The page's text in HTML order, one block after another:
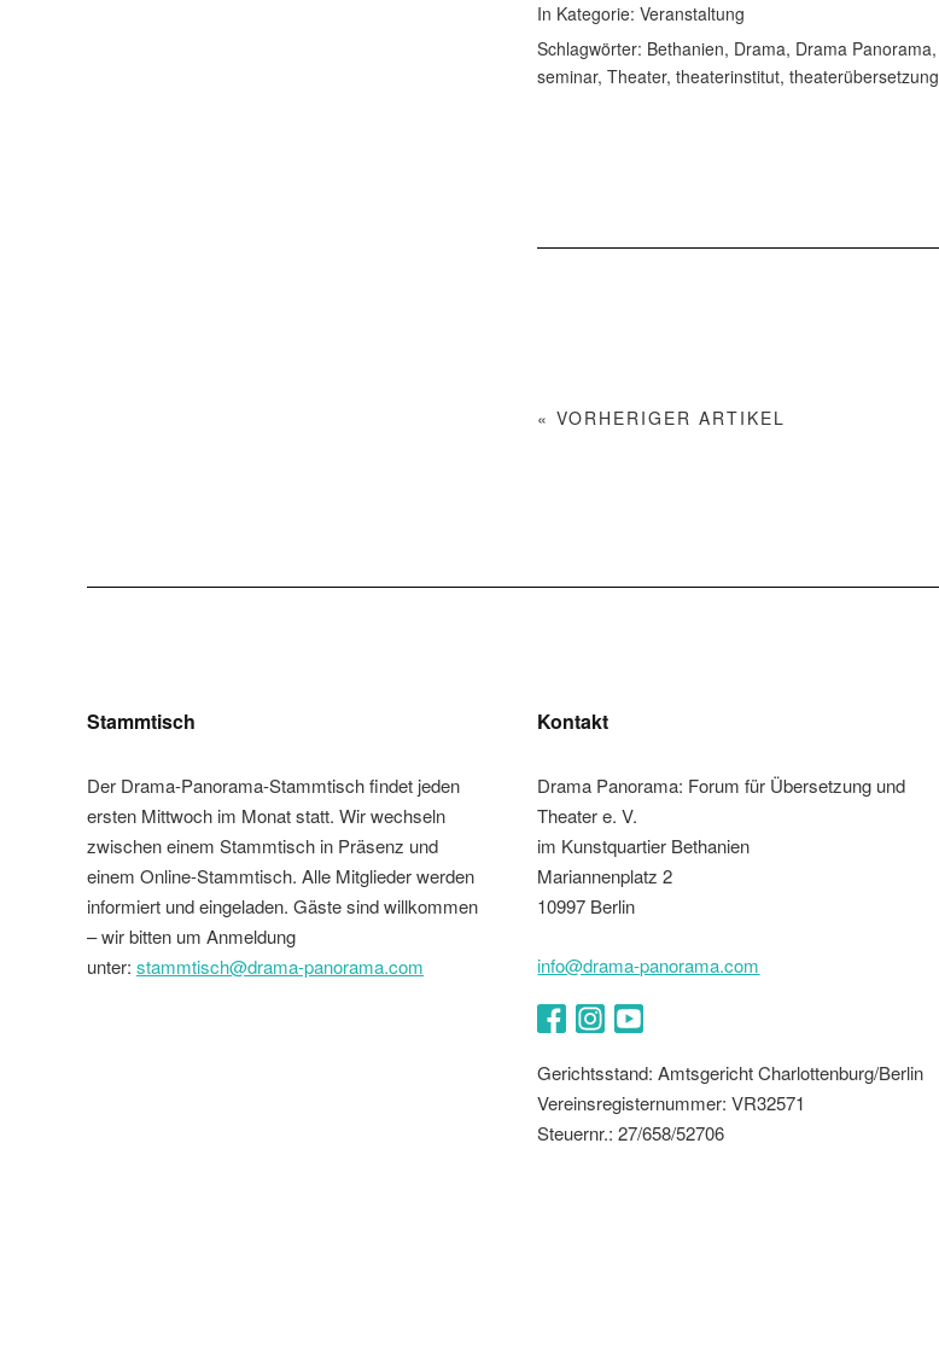
In Kategorie:Veranstaltung
Schlagwörter: Bethanien, Drama, Drama Panorama,
seminar,Theater,theaterinstitut,theaterübersetzung
« VORHERIGER ARTIKEL
Stammtisch
Der Drama-Panorama-Stammtisch findet jeden
ersten Mittwoch im Monat statt. Wir wechseln
zwischen einem Stammtisch in Präsenz und
einem Online-Stammtisch. Alle Mitglieder werden
informiert und eingeladen. Gäste sind willkommen
– wir bitten um Anmeldung
unter: stammtisch@drama-panorama.com
Kontakt
Drama Panorama: Forum für Übersetzung und
Theater e. V.
im Kunstquartier Bethanien
Mariannenplatz 2
10997 Berlin
info@drama-panorama.com
Gerichtsstand: Amtsgericht Charlottenburg/Berlin
Vereinsregisternummer: VR32571
Steuernr.: 27/658/52706